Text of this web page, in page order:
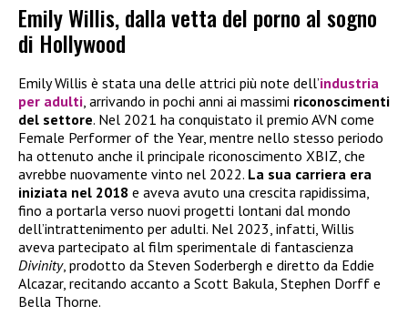
Emily Willis, dalla vetta del porno al sogno
di Hollywood
Emily Willis è stata una delle attrici più note dell’industria
per adulti, arrivando in pochi anni ai massimi riconoscimenti
del settore. Nel 2021 ha conquistato il premio AVN come
Female Performer of the Year, mentre nello stesso periodo
ha ottenuto anche il principale riconoscimento XBIZ, che
avrebbe nuovamente vinto nel 2022. La sua carriera era
iniziata nel 2018 e aveva avuto una crescita rapidissima,
fino a portarla verso nuovi progetti lontani dal mondo
dell’intrattenimento per adulti. Nel 2023, infatti, Willis
aveva partecipato al film sperimentale di fantascienza
Divinity, prodotto da Steven Soderbergh e diretto da Eddie
Alcazar, recitando accanto a Scott Bakula, Stephen Dorff e
Bella Thorne.